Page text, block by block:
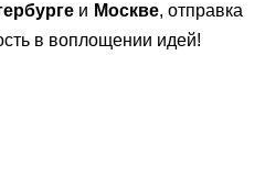
и Москве, отправка
в воплощении идей!